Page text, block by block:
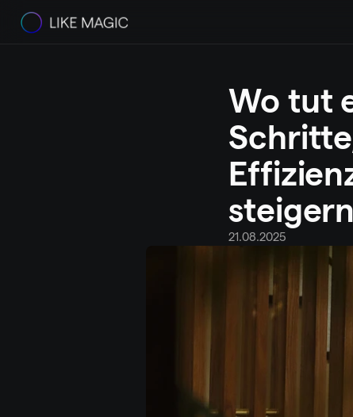
Wo tut
steigern
21.08.2025